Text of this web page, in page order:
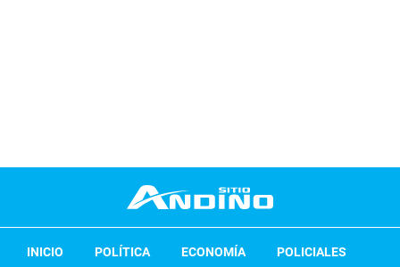
INICIO POLÍTICA ECONOMÍA
POLICIALES